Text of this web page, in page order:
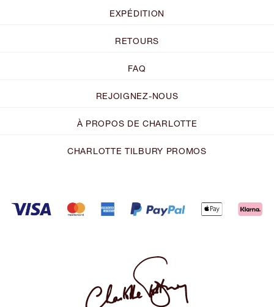
EXPÉDITION
RETOURS
FAQ
REJOIGNEZ-NOUS
À PROPOS DE CHARLOTTE
CHARLOTTE TILBURY PROMOS